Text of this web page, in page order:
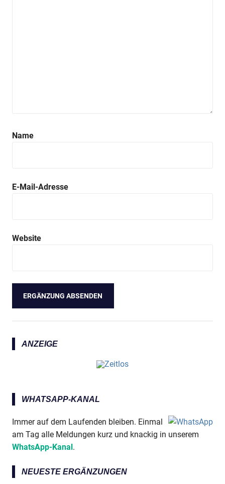
Name
E-Mail-Adresse
Website
ANZEIGE
WHATSAPP-KANAL
Immer auf dem Laufenden bleiben. Einmal
am Tag alle Meldungen kurz und knackig in unserem
WhatsApp-Kanal.
NEUESTE ERGÄNZUNGEN